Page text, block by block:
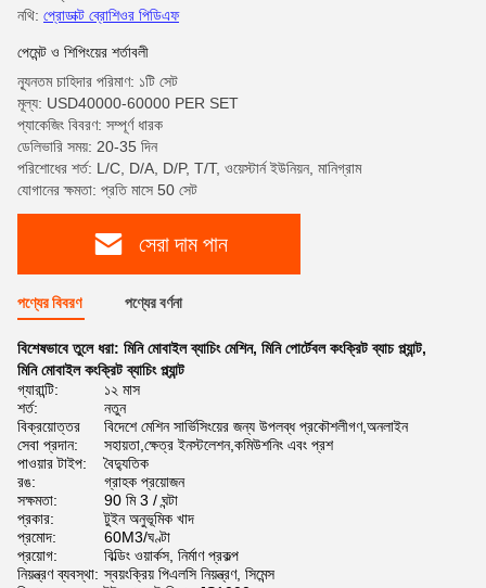
নথি: প্রোডাক্ট ব্রোশিওর পিডিএফ
পেমেন্ট ও শিপিংয়ের শর্তাবলী
ন্যূনতম চাহিদার পরিমাণ: ১টি সেট
মূল্য: USD40000-60000 PER SET
প্যাকেজিং বিবরণ: সম্পূর্ণ ধারক
ডেলিভারি সময়: 20-35 দিন
পরিশোধের শর্ত: L/C, D/A, D/P, T/T, ওয়েস্টার্ন ইউনিয়ন, মানিগ্রাম
যোগানের ক্ষমতা: প্রতি মাসে 50 সেট
সেরা দাম পান
পণ্যের বিবরণ পণ্যের বর্ণনা
বিশেষভাবে তুলে ধরা: মিনি মোবাইল ব্যাচিং মেশিন, মিনি পোর্টেবল কংক্রিট ব্যাচ প্ল্যান্ট,
মিনি মোবাইল কংক্রিট ব্যাচিং প্ল্যান্ট
গ্যারান্টি:
১২ মাস
শর্ত:
নতুন
বিক্রয়োত্তর
সেবা প্রদান:
বিদেশে মেশিন সার্ভিসিংয়ের জন্য উপলব্ধ প্রকৌশলীগণ,অনলাইন
সহায়তা,ক্ষেত্র ইনস্টলেশন,কমিউশনিং এবং প্রশ
পাওয়ার টাইপ:
বৈদ্যুতিক
রঙ:
গ্রাহক প্রয়োজন
সক্ষমতা:
90 মি 3 / ঘন্টা
প্রকার:
টুইন অনুভূমিক খাদ
প্রমোদ:
60M3/ঘণ্টা
প্রয়োগ:
বিল্ডিং ওয়ার্কস, নির্মাণ প্রকল্প
নিয়ন্ত্রণ ব্যবস্থা: স্বয়ংক্রিয় পিএলসি নিয়ন্ত্রণ, সিমেন্স